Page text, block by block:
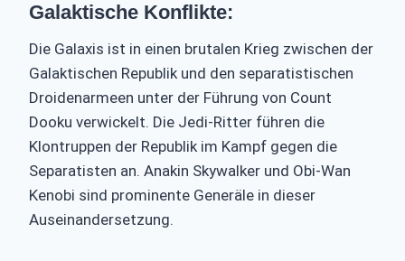
Galaktische Konflikte:
Die Galaxis ist in einen brutalen Krieg zwischen der
Galaktischen Republik und den separatistischen
Droidenarmeen unter der Führung von Count
Dooku verwickelt. Die Jedi-Ritter führen die
Klontruppen der Republik im Kampf gegen die
Separatisten an. Anakin Skywalker und Obi-Wan
Kenobi sind prominente Generäle in dieser
Auseinandersetzung.